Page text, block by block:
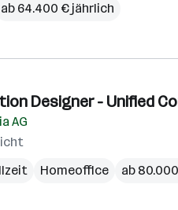
ab 64.400 € jährlich
Designer - Unified
AG
Homeoffice ab